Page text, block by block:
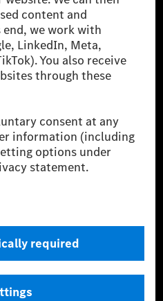
Benz AG, we are one of
of premium and luxury
Mobility AG offers
and car rental,
for charging and
as well as innovative
Contact
Locations
information (CCPA & CPRA)